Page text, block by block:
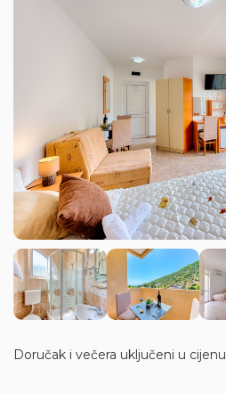
Doručak i večera uključeni u cijenu